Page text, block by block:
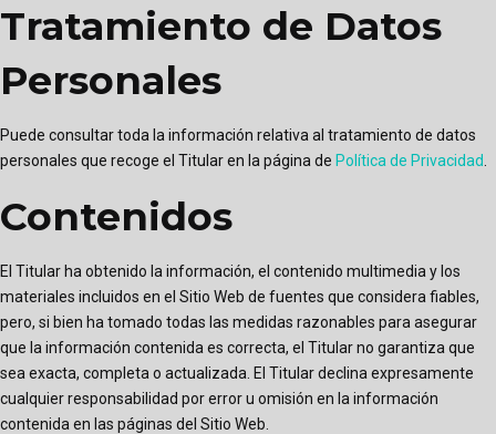
Tratamiento de Datos
Personales
Puede consultar toda la información relativa al tratamiento de datos
personales que recoge el Titular en la página de Política de Privacidad
Contenidos
El Titular ha obtenido la información, el contenido multimedia y los
materiales incluidos en el Sitio Web de fuentes que considera fiables,
pero, si bien ha tomado todas las medidas razonables para asegurar
que la información contenida es correcta, el Titular no garantiza que
sea exacta, completa o actualizada. El Titular declina expresamente
cualquier responsabilidad por error u omisión en la información
contenida en las páginas del Sitio Web.